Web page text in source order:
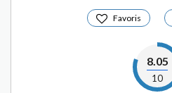
Favoris
8.05
10